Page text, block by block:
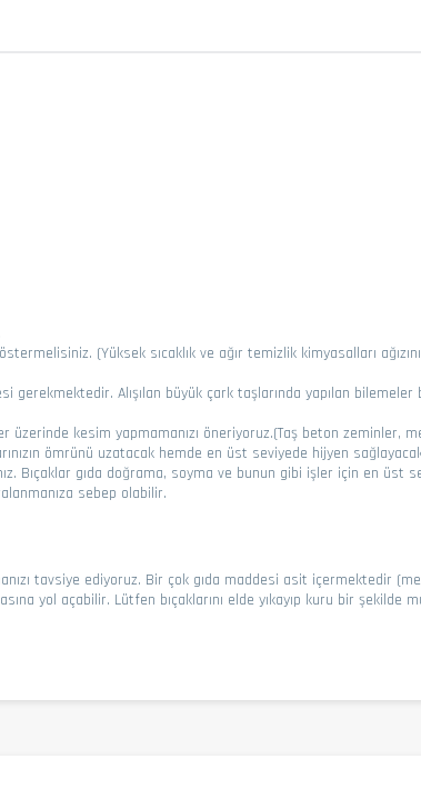
(Yüksek sıcaklık ve ağır temizlik kimyasalları
Alışılan büyük çark taşlarında yapılan bilemeler
üzerinde kesim yapmamanızı öneriyoruz.(Taş beton
ömrünü uzatacak hemde en üst seviyede hijyen
Bıçaklar gıda doğrama, soyma ve bunun gibi işler için en
sebep olabilir.
tavsiye ediyoruz. Bir çok gıda maddesi asit içermektedir
yol açabilir. Lütfen bıçaklarını elde yıkayıp kuru bir şekilde